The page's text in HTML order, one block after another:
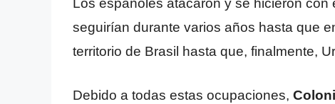
seguirían durante varios años hasta que
territorio de Brasil hasta que, finalmente,
Debido a todas estas ocupaciones,